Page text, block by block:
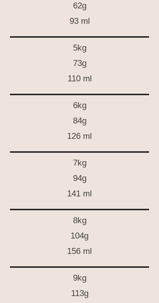
62g
93 ml
5kg
73g
110 ml
6kg
84g
126 ml
7kg
94g
141 ml
8kg
104g
156 ml
9kg
113g